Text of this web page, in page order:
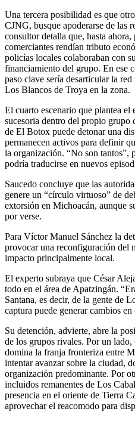
Una tercera posibilidad es que
CJNG, busque apoderarse de las
consultor detalla que, hasta
comerciantes rendían tributo
policías locales colaboraban con
financiamiento del grupo. En ese
paso clave sería desarticular la
Los Blancos de Troya en la zona.
El cuarto escenario que plantea el
sucesoria dentro del propio grupo
de El Botox puede detonar una
permanecen activos para definir
la organización. “No son tantos”,
podría traducirse en nuevos
Saucedo concluye que las
genere un “círculo virtuoso” de
extorsión en Michoacán, aunque
por verse.
Para Víctor Manuel Sánchez la
provocar una reconfiguración del
impacto principalmente local.
El experto subraya que César
todo en el área de Apatzingán.
Santana, es decir, de la gente de
captura puede generar cambios en
Su detención, advierte, abre la
de los grupos rivales. Por un
domina la franja fronteriza entre
intentar avanzar sobre la ciudad,
organización predominante. Por
incluidos remanentes de Los
presencia en el oriente de Tierra
aprovechar el reacomodo para